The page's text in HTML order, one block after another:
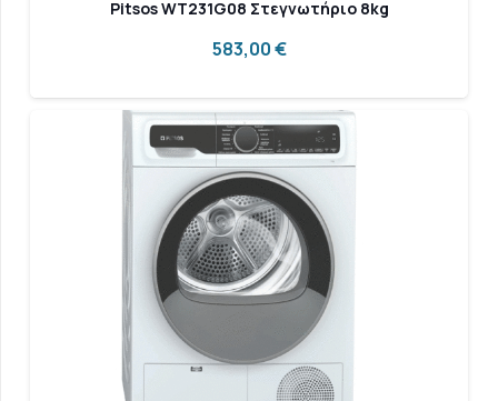
Pitsos WT231G08 Στεγνωτήριο 8kg
583,00€